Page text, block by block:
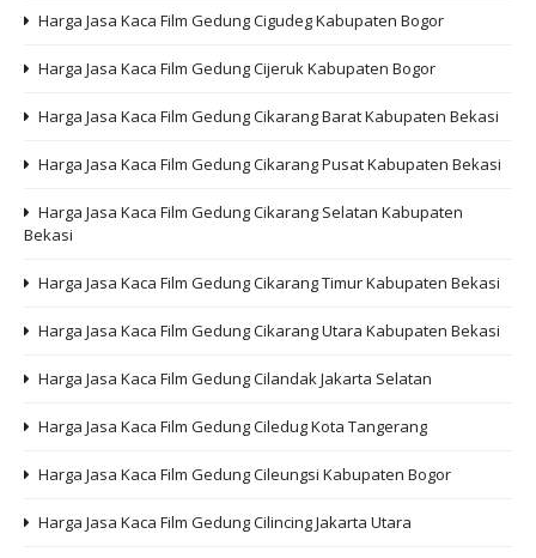
Harga Jasa Kaca Film Gedung Cigudeg Kabupaten Bogor
Harga Jasa Kaca Film Gedung Cijeruk Kabupaten Bogor
Harga Jasa Kaca Film Gedung Cikarang Barat Kabupaten Bekasi
Harga Jasa Kaca Film Gedung Cikarang Pusat Kabupaten Bekasi
Harga Jasa Kaca Film Gedung Cikarang Selatan Kabupaten
Bekasi
Harga Jasa Kaca Film Gedung Cikarang Timur Kabupaten Bekasi
Harga Jasa Kaca Film Gedung Cikarang Utara Kabupaten Bekasi
Harga Jasa Kaca Film Gedung Cilandak Jakarta Selatan
Harga Jasa Kaca Film Gedung Ciledug Kota Tangerang
Harga Jasa Kaca Film Gedung Cileungsi Kabupaten Bogor
Harga Jasa Kaca Film Gedung Cilincing Jakarta Utara